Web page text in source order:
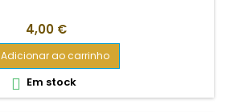
Preço
4,00 €
Adicionar ao carrinho
 Em stock